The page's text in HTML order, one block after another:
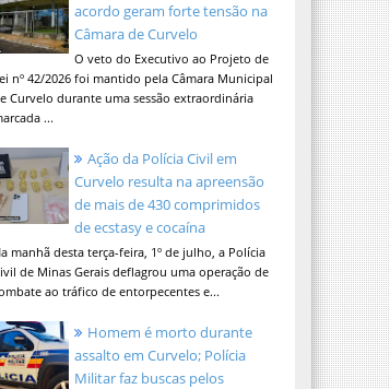
acordo geram forte tensão na
Câmara de Curvelo
O veto do Executivo ao Projeto de
nº 42/2026 foi mantido pela Câmara Municipal
Curvelo durante uma sessão extraordinária
...
Ação da Polícia Civil em
Curvelo resulta na apreensão
de mais de 430 comprimidos
de ecstasy e cocaína
manhã desta terça-feira, 1º de julho, a Polícia
de Minas Gerais deflagrou uma operação de
ao tráfico de entorpecentes e...
Homem é morto durante
assalto em Curvelo; Polícia
Militar faz buscas pelos